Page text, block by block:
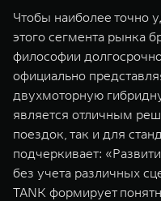
Чтобы наиболее точно
этого сегмента рынка
философии
официально
двухмоторную
является отличным
поездок, так и для
подчеркивает:
без учета различных
TANK формирует